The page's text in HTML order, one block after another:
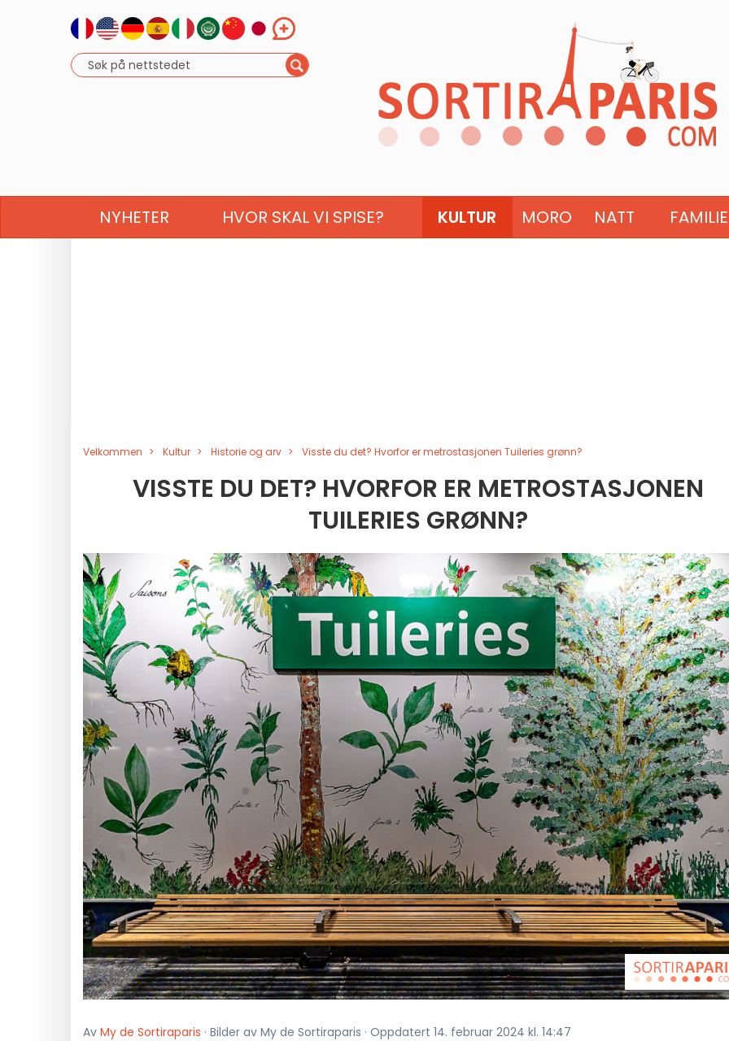
NYHETER HVOR SKAL VI SPISE? KULTUR MORO NATT FAMILIE
Velkommen Kultur Historie og arv Visste du det? Hvorfor er metrostasjonen Tuileries grønn?
VISSTE DU DET? HVORFOR ER METROSTASJONEN
TUILERIES GRØNN?
Av My de Sortiraparis · Bilder av My de Sortiraparis · Oppdatert 14. februar 2024 kl. 14:47